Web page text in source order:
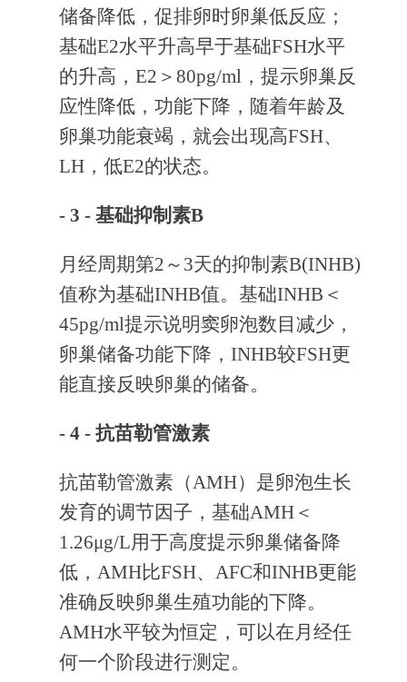
储备降低，促排卵时卵巢低反应；
基础E2水平升高早于基础FSH水平
的升高，E2＞80pg/ml，提示卵巢反
应性降低，功能下降，随着年龄及
卵巢功能衰竭，就会出现高FSH、
LH，低E2的状态。
- 3 - 基础抑制素B
月经周期第2～3天的抑制素B(INHB)
值称为基础INHB值。基础INHB＜
45pg/ml提示说明窦卵泡数目减少，
卵巢储备功能下降，INHB较FSH更
能直接反映卵巢的储备。
- 4 - 抗苗勒管激素
抗苗勒管激素（AMH）是卵泡生长
发育的调节因子，基础AMH＜
1.26μg/L用于高度提示卵巢储备降
低，AMH比FSH、AFC和INHB更能
准确反映卵巢生殖功能的下降。
AMH水平较为恒定，可以在月经任
何一个阶段进行测定。